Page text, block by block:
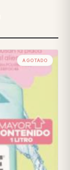
AGOTADO